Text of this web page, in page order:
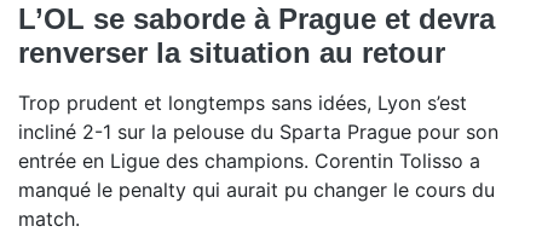
L’OL se saborde à Prague et devra
renverser la situation au retour
Trop prudent et longtemps sans idées, Lyon s’est
incliné 2-1 sur la pelouse du Sparta Prague pour son
entrée en Ligue des champions. Corentin Tolisso a
manqué le penalty qui aurait pu changer le cours du
match.